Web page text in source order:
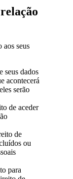
aos seus
seus dados
acontecerá
serão
de aceder
de
ou
para